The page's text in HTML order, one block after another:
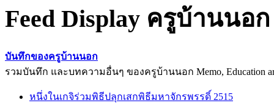
Feed Display ครูบ้านนอก
บันทึกของครูบ้านนอก
รวมบันทึก และบทความอื่นๆ ของครูบ้านนอก Memo, Education
หนึ่งในเกจิร่วมพิธีปลุกเสกพิธีมหาจักรพรรดิ์ 2515